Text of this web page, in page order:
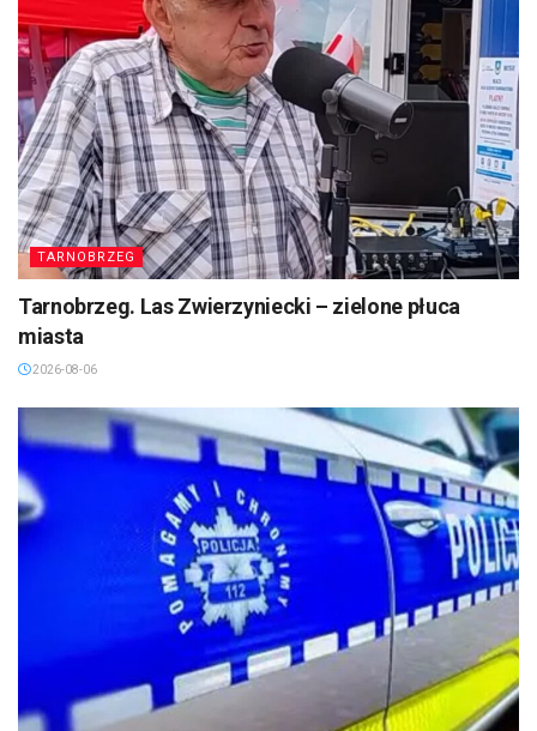
TARNOBRZEG
Tarnobrzeg. Las Zwierzyniecki – zielone płuca
miasta
2026-08-06